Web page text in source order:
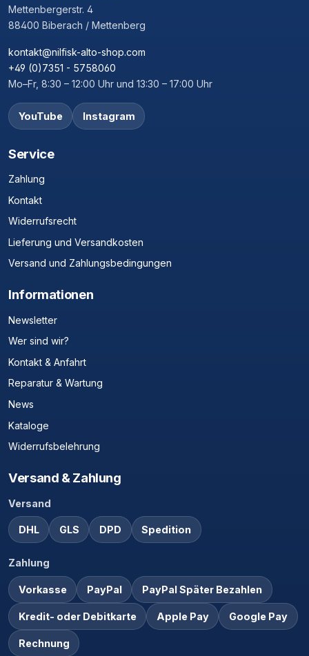
Mettenbergerstr. 4
88400 Biberach / Mettenberg
kontakt@nilfisk-alto-shop.com
+49 (0)7351 - 5758060
Mo–Fr, 8:30 – 12:00 Uhr und 13:30 – 17:00 Uhr
YouTube Instagram
Service
Zahlung
Kontakt
Widerrufsrecht
Lieferung und Versandkosten
Versand und Zahlungsbedingungen
Informationen
Newsletter
Wer sind wir?
Kontakt & Anfahrt
Reparatur & Wartung
News
Kataloge
Widerrufsbelehrung
Versand & Zahlung
Versand
DHL GLS DPD Spedition
Zahlung
Vorkasse PayPal PayPal Später Bezahlen
Kredit- oder Debitkarte Apple Pay Google Pay
Rechnung